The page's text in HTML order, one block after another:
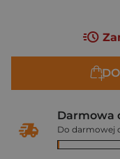
Darmowa
Do darmowej